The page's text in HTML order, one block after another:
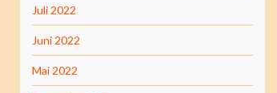
Juli 2022
Juni 2022
Mai 2022